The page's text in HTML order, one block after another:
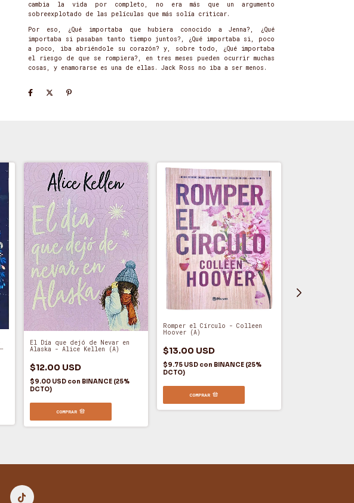
cambia la vida por completo, no era más que un argumento
sobreexplotado de las películas que más solía criticar.
Por eso, ¿Qué importaba que hubiera conocido a Jenna?, ¿Qué
importaba si pasaban tanto tiempo juntos?, ¿Qué importaba si, poco
a poco, iba abriéndole su corazón? y, sobre todo, ¿Qué importaba
el riesgo de que se rompiera?, en tres meses pueden ocurrir muchas
cosas, y enamorarse es una de ellas. Jack Ross no iba a ser menos.
El Día que dejó de Nevar en
Alaska - Alice Kellen (A)
$12.00 USD
$9.00 USD con BINANCE (25%
DCTO)
COMPRAR
Romper el Círculo - Colleen
Hoover (A)
$13.00 USD
$9.75 USD con BINANCE (25%
DCTO)
COMPRAR